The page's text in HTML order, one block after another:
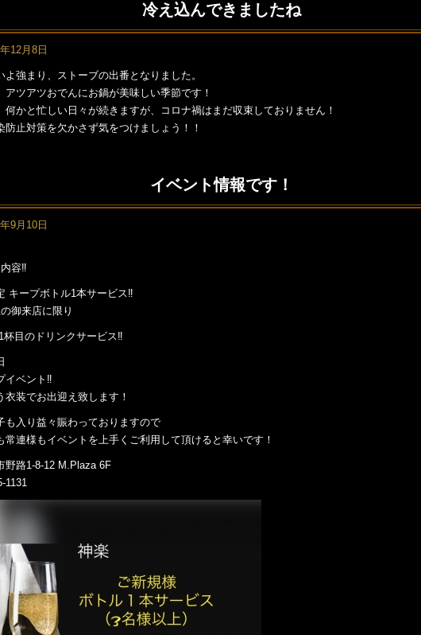
冷え込んできましたね
12月8日
よ強まり、ストーブの出番となりました。
アツアツおでんにお鍋が美味しい季節です！
何かと忙しい日々が続きますが、コロナ禍はまだ収束しておりません！
防止対策を欠かさず気をつけましょう！！
イベント情報です！
9月10日
容‼️
キープボトル1本サービス‼️
御来店に限り
杯目のドリンクサービス‼️
イベント‼️
衣装でお出迎え致します！
も入り益々賑わっておりますので
常連様もイベントを上手くご利用して頂けると幸いです！
野路1-8-12 M.Plaza 6F
1131